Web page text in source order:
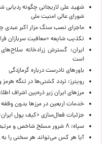
شهید علی لاریجانی چگونه ردیابی
شورای عالی امنیت ملی
ماجرای نصب سنگ مزار اکبر
تکذیب شایعه «معافیت سربازان
ایران: گسترش زرادخانه
است
باورهای نادرست درباره گرمازدگی
رویترز: تردد کشتی‌ها در تنگه
مرزهای ایران زیر ذره‌بین اشراف
خدمات اربعین در مرزها بدون وقفه
جزئیات فعال‌سازی «کیف پول
سپاه: ۸ شرور مسلح شاخص و مرتبط گروهک‌های تروریستی دستگیر شدند
آیا هر کس می‌تواند هر سخنی را